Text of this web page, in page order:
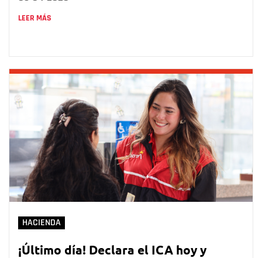
LEER MÁS
HACIENDA
¡Último día! Declara el ICA hoy y